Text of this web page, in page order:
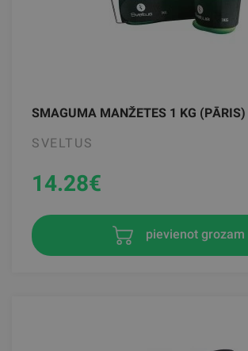
SMAGUMA MANŽETES 1 KG (PĀRIS)
SVELTUS
14.28€
pievienot grozam